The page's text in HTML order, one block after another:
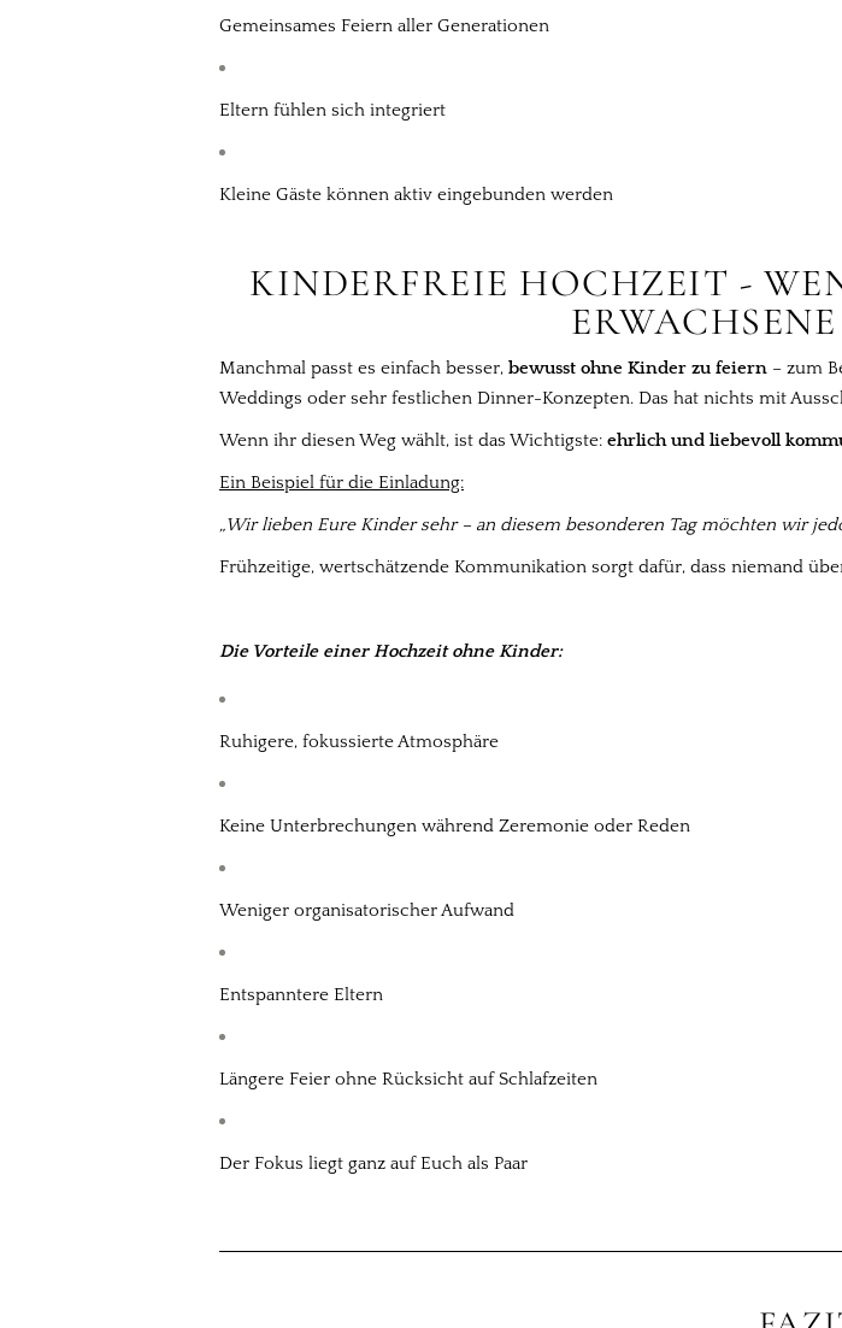
Gemeinsames Feiern aller Generationen
Eltern fühlen sich integriert
Kleine Gäste können aktiv eingebunden werden
KINDERFREIE HOCHZEIT -
Manchmal passt es einfach besser, bewusst ohne Kinder zu feiern – zum
Weddings oder sehr festlichen Dinner-Konzepten. Das hat nichts mit
Wenn ihr diesen Weg wählt, ist das Wichtigste: ehrlich und liebevoll
Ein Beispiel für die Einladung:
„Wir lieben Eure Kinder sehr – an diesem besonderen Tag möchten wir
Frühzeitige, wertschätzende Kommunikation sorgt dafür, dass niemand
Die Vorteile einer Hochzeit ohne Kinder:
Ruhigere, fokussierte Atmosphäre
Keine Unterbrechungen während Zeremonie oder Reden
Weniger organisatorischer Aufwand
Entspanntere Eltern
Längere Feier ohne Rücksicht auf Schlafzeiten
Der Fokus liegt ganz auf Euch als Paar